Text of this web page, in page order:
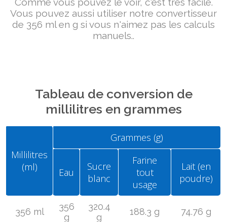
Vous pouvez aussi utiliser notre convertisseur
de 356 ml en g si vous n'aimez pas les calculs
manuels..
Tableau de conversion de
millilitres en grammes
Millilitres
(ml)
Grammes (g)
Eau
Sucre
blanc
Farine
tout
usage
Lait (en
poudre)
356 ml
356
g
320.4
g
188.3 g 74.76 g